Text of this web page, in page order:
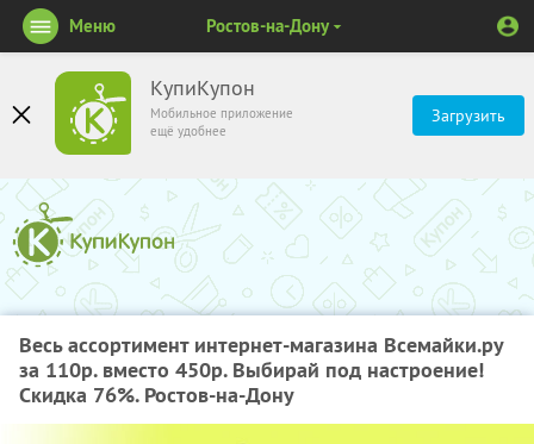
КупиКупон
Мобильное приложение
ещё удобнее
Загрузить
Меню Ростов-на-Дону
Весь ассортимент интернет-магазина Всемайки.ру
за 110р. вместо 450р. Выбирай под настроение!
Скидка 76%. Ростов-на-Дону